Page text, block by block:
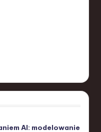
AI: modelowanie